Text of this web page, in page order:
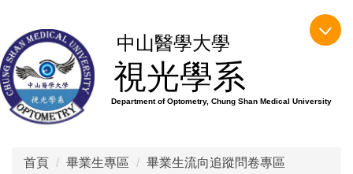
主
要
內
容
中山醫學大學
視光學系
Department of Optometry, Chung Shan Medical University
首頁 畢業生專區
畢業生流向追蹤問卷專區